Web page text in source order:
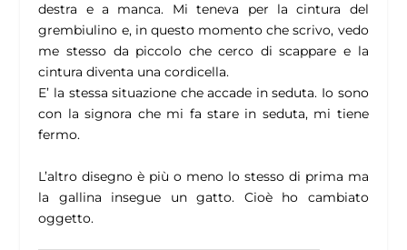
destra e a manca. Mi teneva per la cintura del
grembiulino e, in questo momento che scrivo, vedo
me stesso da piccolo che cerco di scappare e la
cintura diventa una cordicella.
E’ la stessa situazione che accade in seduta. Io sono
con la signora che mi fa stare in seduta, mi tiene
fermo.
L’altro disegno è più o meno lo stesso di prima ma
la gallina insegue un gatto. Cioè ho cambiato
oggetto.